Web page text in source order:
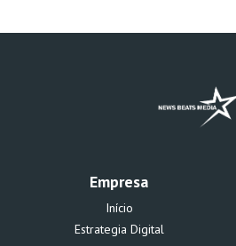
Empresa
Início
Estrategia Digital